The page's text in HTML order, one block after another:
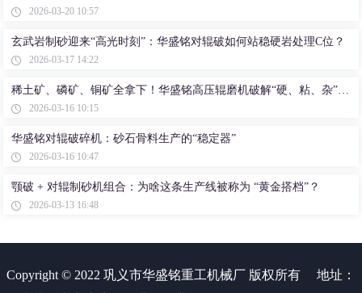
2026-03-20 10:57
玄武岩制砂迎来“高光时刻”：华盛铭对辊破如何站稳硬岩处理C位？
2026-03-17 14:22
2026-03-16 10:15
华盛铭对辊破碎机：砂石骨料生产的“稳定器”
2026-03-16 10:47
颚破 + 对辊制砂机组合：为啥这条生产线被称为 “黄金搭档”？
2026-03-13 16:48
Copyright © 2022 巩义市华盛铭重工机械厂 版权所有
地址：